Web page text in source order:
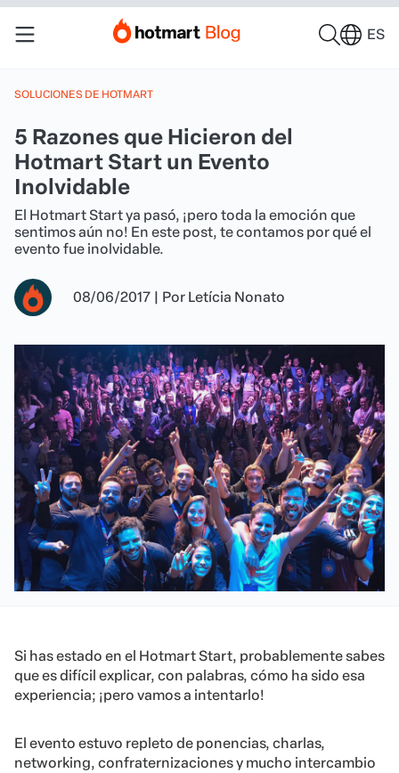
ES
SOLUCIONES DE HOTMART
5 Razones que Hicieron del
Hotmart Start un Evento
Inolvidable
El Hotmart Start ya pasó, ¡pero toda la emoción que
sentimos aún no! En este post, te contamos por qué el
evento fue inolvidable.
08/06/2017 | Por Letícia Nonato
Si has estado en el Hotmart Start, probablemente sabes
que es difícil explicar, con palabras, cómo ha sido esa
experiencia; ¡pero vamos a intentarlo!
El evento estuvo repleto de ponencias, charlas,
networking, confraternizaciones y mucho intercambio